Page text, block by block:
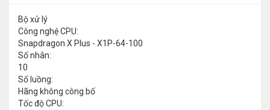
Bộ xử lý
Công nghệ CPU:
Snapdragon X Plus - X1P-64-100
Số nhân:
10
Số luồng:
Hãng không công bố
Tốc độ CPU: